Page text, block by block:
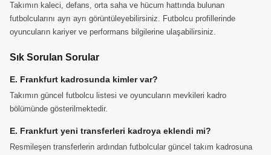
Takımın kaleci, defans, orta saha ve hücum hattında bulunan
futbolcularını ayrı ayrı görüntüleyebilirsiniz. Futbolcu profillerinde
oyuncuların kariyer ve performans bilgilerine ulaşabilirsiniz.
Sık Sorulan Sorular
E. Frankfurt kadrosunda kimler var?
Takımın güncel futbolcu listesi ve oyuncuların mevkileri kadro
bölümünde gösterilmektedir.
E. Frankfurt yeni transferleri kadroya eklendi mi?
Resmileşen transferlerin ardından futbolcular güncel takım kadrosuna